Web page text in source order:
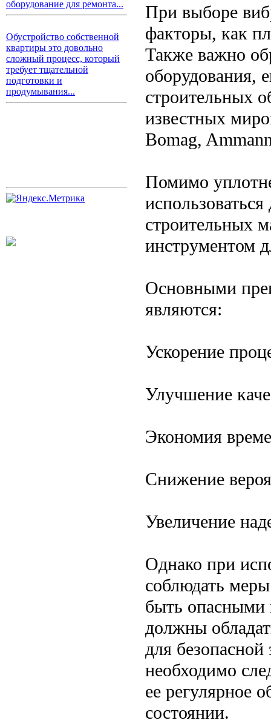
оборудование для ремонта...
Обустройство собственной
квартиры это довольно
сложный процесс, который
требует тщательной
подготовки и
продумывания...
При выборе
факторы, как
Также важно
оборудования,
строительных
известных
Bomag,
Помимо
строительных
инструментом
Основными
являются:
Ускорение
Улучшение
Экономия
Снижение
Увеличение
Однако при
соблюдать
быть опасными
должны
для
необходимо
ее регулярное
состоянии.